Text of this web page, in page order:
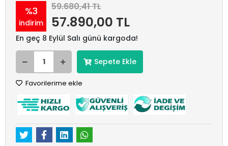
%3
indirim
59.680,41 TL
57.890,00 TL
En geç 8 Eylül Salı günü kargoda!
Sepete Ekle
Favorilerime ekle